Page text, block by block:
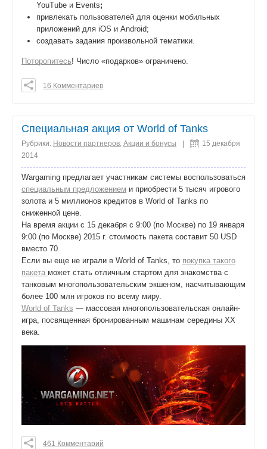
YouTube и Events;
привлекать пользователей для оценки мобильных
приложений для iOS и Android;
создавать задания произвольной тематики.
Поторопитесь! Число «подарков» ограничено.
0
16 Комментариев
Специальная акция от World of Tanks
Рубрики: Новости партнеров, Акции и бонусы
15 декабря
2014
Wargaming предлагает участникам системы воспользоваться
специальным предложением и приобрести 5 тысяч игрового
золота и 5 миллионов кредитов в World of Tanks по
сниженной цене.
На время акции с 15 декабря с 9:00 (по Москве) по 19 января
9:00 (по Москве) 2015 г. стоимость пакета составит 50 USD
вместо 70.
Если вы еще не играли в World of Tanks, то покупка такого
пакета может стать отличным стартом для знакомства с
танковым многопользовательским экшеном, насчитывающим
более 100 млн игроков по всему миру.
World of Tanks — массовая многопользовательская онлайн-
игра, посвященная бронированным машинам середины XX
века.
0
461 Комментарий